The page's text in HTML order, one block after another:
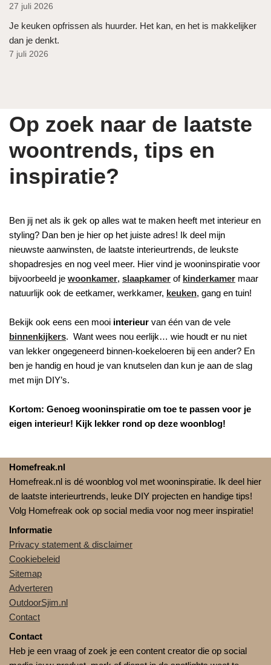
27 juli 2026
Je keuken opfrissen als huurder. Het kan, en het is makkelijker
dan je denkt.
7 juli 2026
Op zoek naar de laatste
woontrends, tips en
inspiratie?
Ben jij net als ik gek op alles wat te maken heeft met interieur en
styling? Dan ben je hier op het juiste adres! Ik deel mijn
nieuwste aanwinsten, de laatste interieurtrends, de leukste
shopadresjes en nog veel meer. Hier vind je wooninspiratie voor
bijvoorbeeld je woonkamer, slaapkamer of kinderkamer maar
natuurlijk ook de eetkamer, werkkamer, keuken, gang en tuin!
Bekijk ook eens een mooi interieur van één van de vele
binnenkijkers. Want wees nou eerlijk… wie houdt er nu niet
van lekker ongegeneerd binnen-koekeloeren bij een ander? En
ben je handig en houd je van knutselen dan kun je aan de slag
met mijn DIY’s.
Kortom: Genoeg wooninspiratie om toe te passen voor je
eigen interieur! Kijk lekker rond op deze woonblog!
Homefreak.nl
Homefreak.nl is dé woonblog vol met wooninspiratie. Ik deel hier
de laatste interieurtrends, leuke DIY projecten en handige tips!
Volg Homefreak ook op social media voor nog meer inspiratie!
Informatie
Privacy statement & disclaimer
Cookiebeleid
Sitemap
Adverteren
OutdoorSjim.nl
Contact
Contact
Heb je een vraag of zoek je een content creator die op social